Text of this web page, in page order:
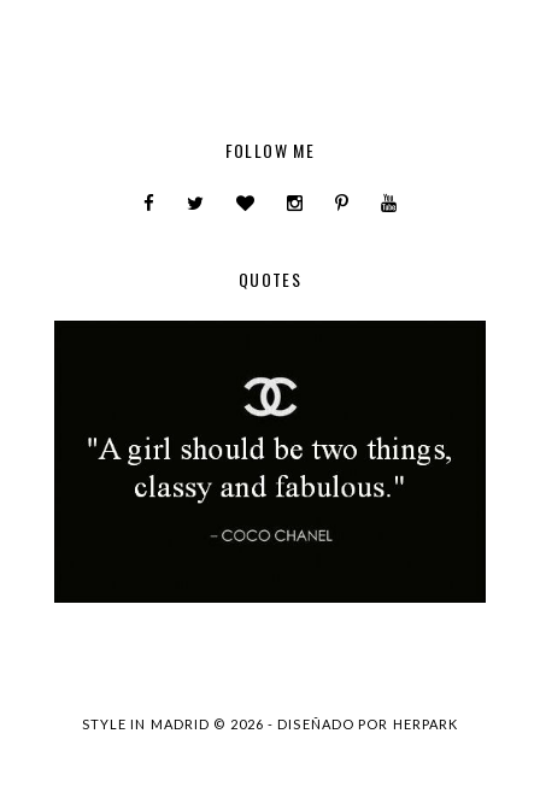
FOLLOW ME
QUOTES
STYLE IN MADRID © 2026 - DISEÑADO POR HERPARK